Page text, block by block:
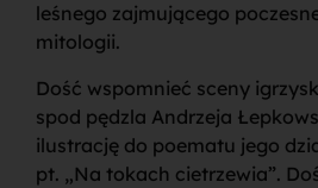
leśnego zajmującego
mitologii.
Dość wspomnieć sceny
spod pędzla Andrzeja
ilustrację do poematu jego
pt. „Na tokach cietrzewia”.